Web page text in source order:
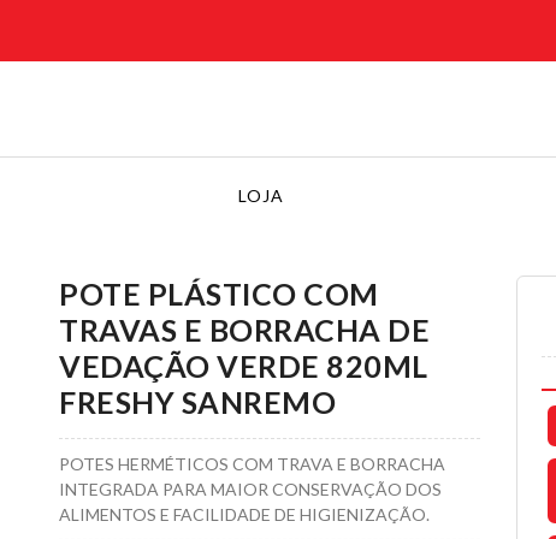
LOJA
POTE PLÁSTICO COM
TRAVAS E BORRACHA DE
VEDAÇÃO VERDE 820ML
FRESHY SANREMO
POTES HERMÉTICOS COM TRAVA E BORRACHA
INTEGRADA PARA MAIOR CONSERVAÇÃO DOS
ALIMENTOS E FACILIDADE DE HIGIENIZAÇÃO.